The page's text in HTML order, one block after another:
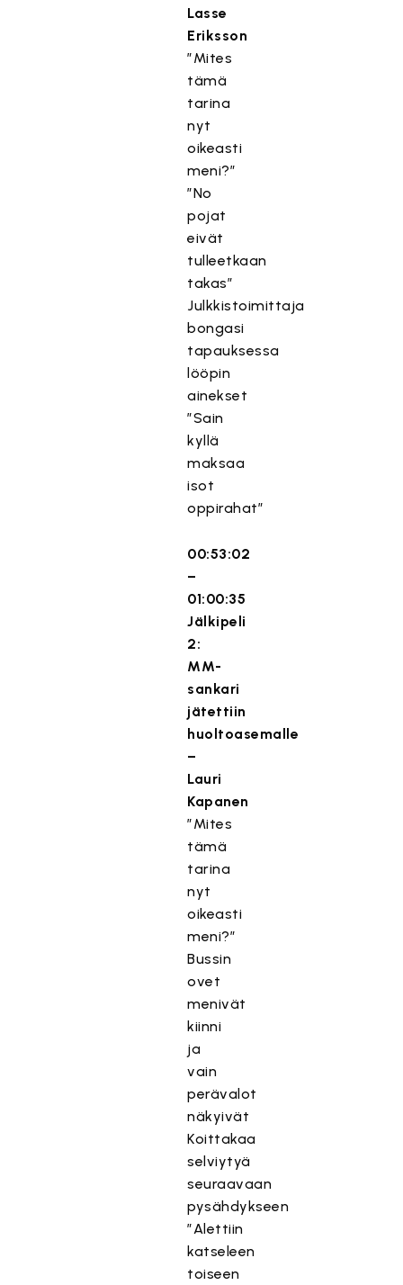
Lasse
Eriksson
”Mites
tämä
tarina
nyt
oikeasti
meni?”
”No
pojat
eivät
tulleetkaan
takas”
Julkkistoimittaja
bongasi
tapauksessa
lööpin
ainekset
”Sain
kyllä
maksaa
isot
oppirahat”
00:53:02
–
01:00:35
Jälkipeli
2:
MM-
sankari
jätettiin
huoltoasemalle
–
Lauri
Kapanen
”Mites
tämä
tarina
nyt
oikeasti
meni?”
Bussin
ovet
menivät
kiinni
ja
vain
perävalot
näkyivät
Koittakaa
selviytyä
seuraavaan
pysähdykseen
”Alettiin
katseleen
toiseen